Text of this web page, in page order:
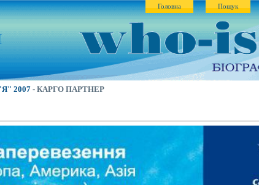
Пошук
Головна
2007 - КАРГО ПАРТНЕР